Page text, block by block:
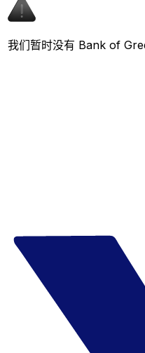
我们暂时没有 Bank of